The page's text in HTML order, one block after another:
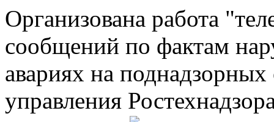
Организована работа
сообщений по фактам
авариях на поднадзорных
управления